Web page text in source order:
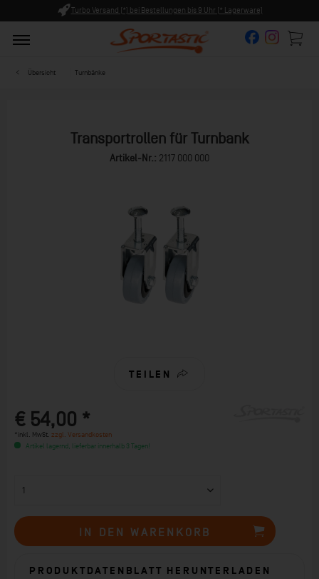
Turbo Versand (*) bei Bestellungen bis 9 Uhr (* Lagerware)
Übersicht Turnbänke
Transportrollen für Turnbank
Artikel-Nr.: 2117 000 000
TEILEN
€ 54,00 *
*inkl. MwSt. zzgl. Versandkosten
Artikel lagernd, lieferbar innerhalb 3 Tagen!
IN DEN WARENKORB
PRODUKTDATENBLATT HERUNTERLADEN